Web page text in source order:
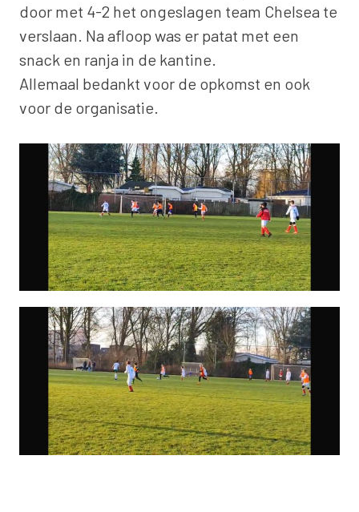
door met 4-2 het ongeslagen team Chelsea te
verslaan. Na afloop was er patat met een
snack en ranja in de kantine.
Allemaal bedankt voor de opkomst en ook
voor de organisatie.